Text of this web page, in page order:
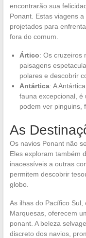
encontrarão sua
Ponant. Estas viagens
projetados para
fora do comum.
Ártico: Os cruzeiros
paisagens
polares e descobrir
Antártica: A
fauna excepcional, é
podem ver pinguins,
As
Os navios Ponant não
Eles exploram também
inacessíveis a outras
permitem descobrir
globo.
As ilhas do Pacífico Sul,
Marquesas, oferecem
ponant. A beleza
discreto dos navios,